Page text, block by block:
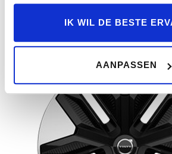
IK WIL DE BESTE
AANPASSEN
OFFERTE